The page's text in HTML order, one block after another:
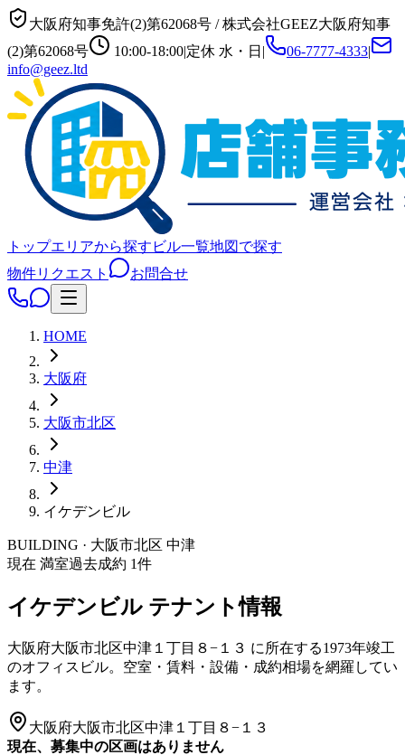
大阪府知事免許(2)第62068号 /株式会社GEEZ大阪府知事
(2)第62068号
10:00-18:00|定休 水・日 | 06-7777-4333|
info@geez.ltd
トップエリアから探す ビル一覧地図で探す
物件リクエスト
お問合せ
HOME
大阪府
大阪市北区
中津
イケデンビル
BUILDING · 大阪市北区 中津
現在 満室過去成約 1件
イケデンビル テナント情報
大阪府大阪市北区中津１丁目８−１３ に所在する1973年竣工
のオフィスビル。空室・賃料・設備・成約相場を網羅してい
ます。
大阪府大阪市北区中津１丁目８−１３
現在、募集中の区画はありません